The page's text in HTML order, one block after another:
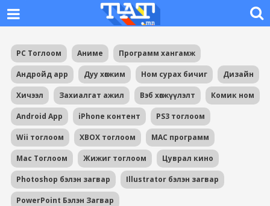
PC Тоглоом Аниме Программ хангамж
Андройд app Дуу хөгжим Ном сурах бичиг Дизайн
Хичээл Захиалгат ажил Вэб хөгжүүлэлт Комик ном
Android App iPhone контент PS3 тоглоом
Wii тоглоом XBOX тоглоом MAC программ
Mac Тоглоом Жижиг тоглоом Цуврал кино
Photoshop бэлэн загвар Illustrator бэлэн загвар
PowerPoint Бэлэн Загвар